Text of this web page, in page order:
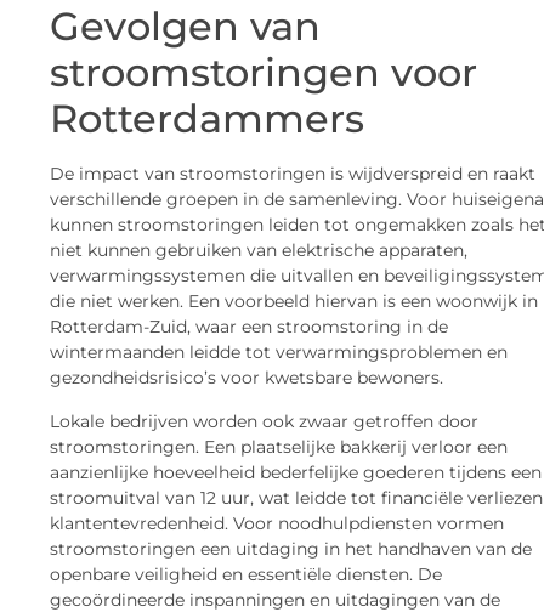
Gevolgen van
stroomstoringen voor
Rotterdammers
De impact van stroomstoringen is wijdverspreid en raakt
verschillende groepen in de samenleving. Voor
kunnen stroomstoringen leiden tot ongemakken zoals
niet kunnen gebruiken van elektrische apparaten,
verwarmingssystemen die uitvallen en
die niet werken. Een voorbeeld hiervan is een woonwijk in
Rotterdam-Zuid, waar een stroomstoring in de
wintermaanden leidde tot verwarmingsproblemen en
gezondheidsrisico’s voor kwetsbare bewoners.
Lokale bedrijven worden ook zwaar getroffen door
stroomstoringen. Een plaatselijke bakkerij verloor een
aanzienlijke hoeveelheid bederfelijke goederen tijdens een
stroomuitval van 12 uur, wat leidde tot financiële
klantentevredenheid. Voor noodhulpdiensten vormen
stroomstoringen een uitdaging in het handhaven van de
openbare veiligheid en essentiële diensten. De
gecoördineerde inspanningen en uitdagingen van de